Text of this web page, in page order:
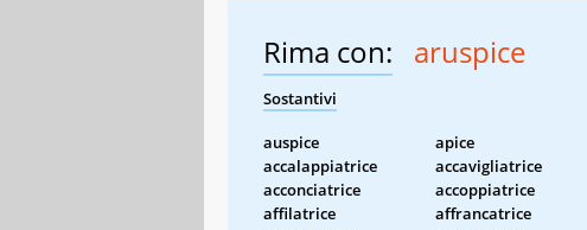
Rima con: aruspice
Sostantivi
auspice apice
accalappiatrice
accavigliatrice
acconciatrice
accoppiatrice
affilatrice
affrancatrice